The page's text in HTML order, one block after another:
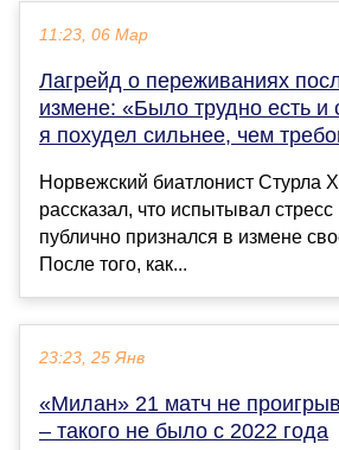
11:23, 06 Мар
Лагрейд о переживаниях
измене: «Было трудно есть и
я похудел сильнее, чем
Норвежский биатлонист Стурла
рассказал, что испытывал стресс
публично признался в измене
После того, как...
23:23, 25 Янв
«Милан» 21 матч не
– такого не было с 2022 года